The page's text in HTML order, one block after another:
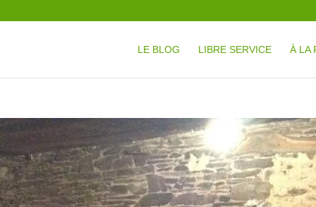
LE BLOG LIBRE SERVICE À LA